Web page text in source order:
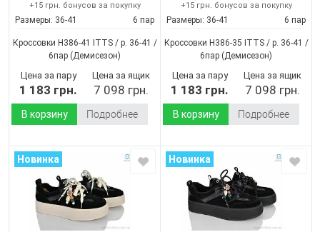
+15 грн. бонусов за покупку
Размеры: 36-41 6 пар
Кроссовки H386-41 ITTS / p. 36-41 /
6пар (Демисезон)
Цена за пару
1 183 грн.
Цена за ящик
7 098 грн.
В корзину Подробнее
+15 грн. бонусов за покупку
Размеры: 36-41 6 пар
Кроссовки H386-35 ITTS / p. 36-41 /
6пар (Демисезон)
Цена за пару
1 183 грн.
Цена за ящик
7 098 грн.
В корзину Подробнее
Новинка Новинка